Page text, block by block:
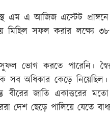
এম এ আজিজ এস্টেট প্রাঙ্গনে
মিছিল সফল করার লক্ষ্যে
ভোগ করতে পারেনি।
সব অধিকার কেড়ে
বীরের জাতি একাত্তরের
দেশ ছেড়ে পালিয়ে যেতে